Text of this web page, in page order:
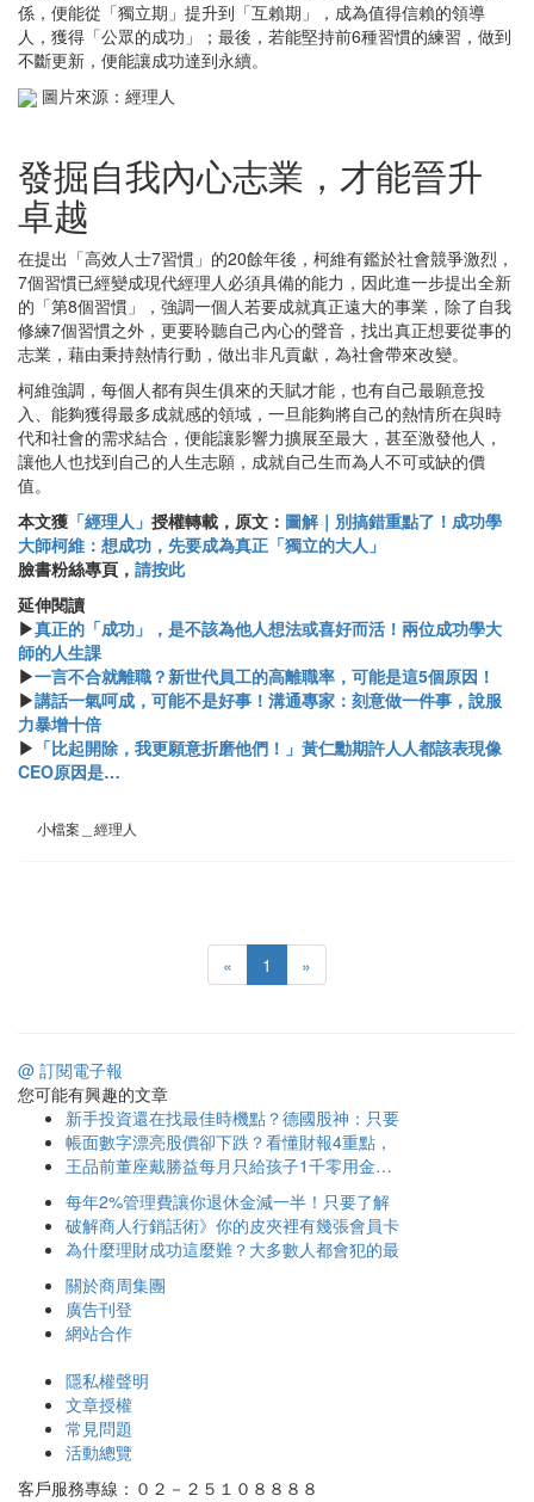
係，便能從「獨立期」提升到「互賴期」，成為值得信賴的領導
人，獲得「公眾的成功」；最後，若能堅持前6種習慣的練習，做到
不斷更新，便能讓成功達到永續。
圖片來源：經理人
發掘自我內心志業，才能晉升
卓越
在提出「高效人士7習慣」的20餘年後，柯維有鑑於社會競爭激烈，
7個習慣已經變成現代經理人必須具備的能力，因此進一步提出全新
的「第8個習慣」，強調一個人若要成就真正遠大的事業，除了自我
修練7個習慣之外，更要聆聽自己內心的聲音，找出真正想要從事的
志業，藉由秉持熱情行動，做出非凡貢獻，為社會帶來改變。
柯維強調，每個人都有與生俱來的天賦才能，也有自己最願意投
入、能夠獲得最多成就感的領域，一旦能夠將自己的熱情所在與時
代和社會的需求結合，便能讓影響力擴展至最大，甚至激發他人，
讓他人也找到自己的人生志願，成就自己生而為人不可或缺的價
值。
本文獲 「經理人」 授權轉載，原文： 圖解｜別搞錯重點了！成功學
大師柯維：想成功，先要成為真正「獨立的大人」
臉書粉絲專頁， 請按此
延伸閱讀
▶真正的「成功」，是不該為他人想法或喜好而活！兩位成功學大
師的人生課
▶一言不合就離職？新世代員工的高離職率，可能是這5個原因！
▶講話一氣呵成，可能不是好事！溝通專家：刻意做一件事，說服
力暴增十倍
▶ 「比起開除，我更願意折磨他們！」黃仁勳期許人人都該表現像
CEO原因是…
小檔案＿經理人
« 1 »
@ 訂閱電子報
您可能有興趣的文章
新手投資還在找最佳時機點？德國股神：只要
帳面數字漂亮股價卻下跌？看懂財報4重點，
王品前董座戴勝益每月只給孩子1千零用金…
每年2%管理費讓你退休金減一半！只要了解
破解商人行銷話術》你的皮夾裡有幾張會員卡
為什麼理財成功這麼難？大多數人都會犯的最
關於商周集團
廣告刊登
網站合作
隱私權聲明
文章授權
常見問題
活動總覽
客戶服務專線：０２－２５１０８８８８